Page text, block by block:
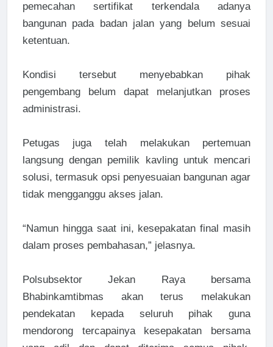
pemecahan sertifikat terkendala adanya
bangunan pada badan jalan yang belum sesuai
ketentuan.
Kondisi tersebut menyebabkan pihak
pengembang belum dapat melanjutkan proses
administrasi.
Petugas juga telah melakukan pertemuan
langsung dengan pemilik kavling untuk mencari
solusi, termasuk opsi penyesuaian bangunan agar
tidak mengganggu akses jalan.
“Namun hingga saat ini, kesepakatan final masih
dalam proses pembahasan,” jelasnya.
Polsubsektor Jekan Raya bersama
Bhabinkamtibmas akan terus melakukan
pendekatan kepada seluruh pihak guna
mendorong tercapainya kesepakatan bersama